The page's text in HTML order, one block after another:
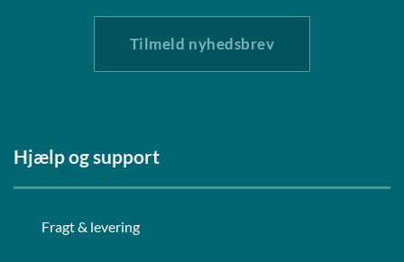
Tilmeld nyhedsbrev
Hjælp og support
Fragt & levering